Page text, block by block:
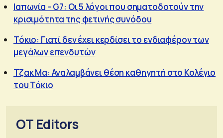
Ιαπωνία – G7: Οι 5 λόγοι που σηματοδοτούν την
κρισιμότητα της φετινής συνόδου
Τόκιο: Γιατί δεν έχει κερδίσει το ενδιαφέρον των
μεγάλων επενδυτών
Τζακ Μα: Αναλαμβάνει θέση καθηγητή στο Κολέγιο
του Τόκιο
OT Editors